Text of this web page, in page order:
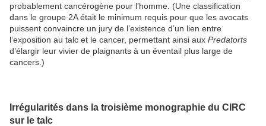
probablement cancérogène pour l’homme. (Une classification
dans le groupe 2A était le minimum requis pour que les avocats
puissent convaincre un jury de l’existence d’un lien entre
l’exposition au talc et le cancer, permettant ainsi aux Predatorts
d’élargir leur vivier de plaignants à un éventail plus large de
cancers.)
Irrégularités dans la troisième monographie du CIRC
sur le talc